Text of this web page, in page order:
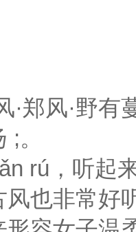
·郑风·野
。
rú，听起
也非常好